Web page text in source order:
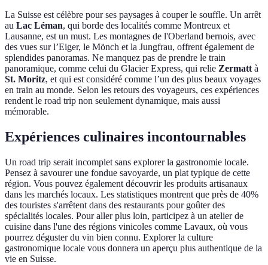
La Suisse est célèbre pour ses paysages à couper le souffle. Un arrêt
au Lac Léman, qui borde des localités comme Montreux et
Lausanne, est un must. Les montagnes de l'Oberland bernois, avec
des vues sur l’Eiger, le Mönch et la Jungfrau, offrent également de
splendides panoramas. Ne manquez pas de prendre le train
panoramique, comme celui du Glacier Express, qui relie Zermatt à
St. Moritz, et qui est considéré comme l’un des plus beaux voyages
en train au monde. Selon les retours des voyageurs, ces expériences
rendent le road trip non seulement dynamique, mais aussi
mémorable.
Expériences culinaires incontournables
Un road trip serait incomplet sans explorer la gastronomie locale.
Pensez à savourer une fondue savoyarde, un plat typique de cette
région. Vous pouvez également découvrir les produits artisanaux
dans les marchés locaux. Les statistiques montrent que près de 40%
des touristes s'arrêtent dans des restaurants pour goûter des
spécialités locales. Pour aller plus loin, participez à un atelier de
cuisine dans l'une des régions vinicoles comme Lavaux, où vous
pourrez déguster du vin bien connu. Explorer la culture
gastronomique locale vous donnera un aperçu plus authentique de la
vie en Suisse.